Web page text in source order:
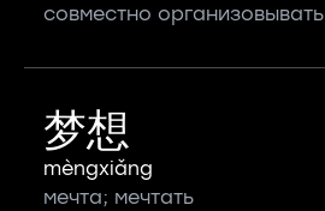
совместно организовывать
梦想
mèngxiǎng
мечта; мечтать